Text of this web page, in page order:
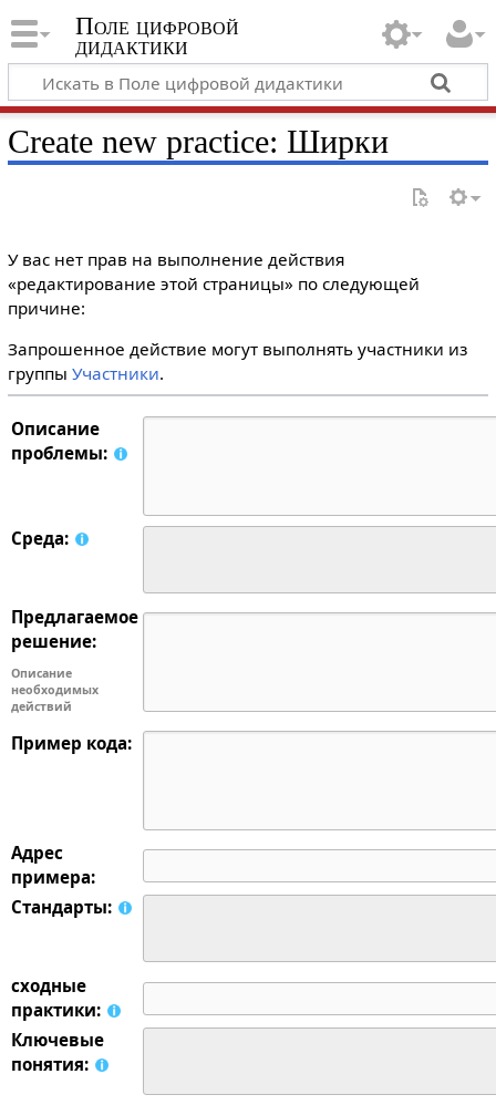
Поле цифровой
дидактики
Create new practice: Ширки
У вас нет прав на выполнение действия
«редактирование этой страницы» по следующей
причине:
Запрошенное действие могут выполнять участники из
группы Участники.
Описание
проблемы:
Среда:
Предлагаемое
решение:
Описание
необходимых
действий
Пример кода:
Адрес
примера:
Стандарты:
сходные
практики:
Ключевые
понятия: